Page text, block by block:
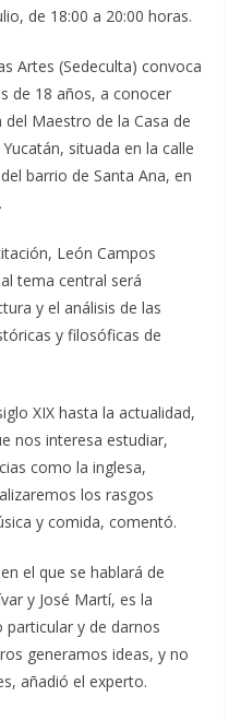
de 18:00 a 20:00 horas.
Artes (Sedeculta) convoca
de 18 años, a conocer
Maestro de la Casa de
situada en la calle
barrio de Santa Ana, en
León Campos
tema central será
y el análisis de las
y filosóficas de
XIX hasta la actualidad,
nos interesa estudiar,
como la inglesa,
los rasgos
y comida, comentó.
el que se hablará de
y José Martí, es la
particular y de darnos
generamos ideas, y no
añadió el experto.